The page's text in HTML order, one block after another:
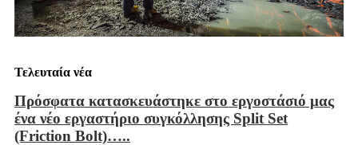
Τελευταία νέα
Πρόσφατα κατασκευάστηκε στο εργοστάσιό μας
ένα νέο εργαστήριο συγκόλλησης Split Set
(Friction Bolt)…..